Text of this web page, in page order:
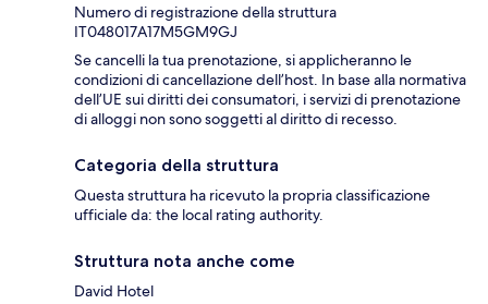
Numero di registrazione della struttura
IT048017A17M5GM9GJ
Se cancelli la tua prenotazione, si applicheranno le
condizioni di cancellazione dell’host. In base alla normativa
dell’UE sui diritti dei consumatori, i servizi di prenotazione
di alloggi non sono soggetti al diritto di recesso.
Categoria della struttura
Questa struttura ha ricevuto la propria classificazione
ufficiale da: the local rating authority.
Struttura nota anche come
David Hotel